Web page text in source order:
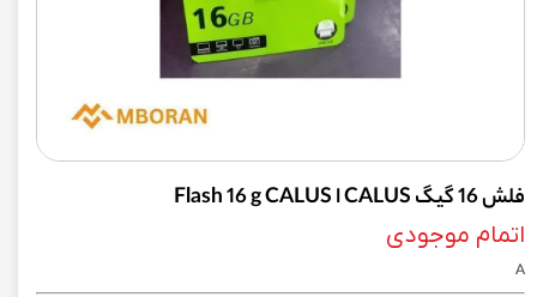
فلش 16 گیگ CALUS ا Flash 16 g CALUS
اتمام موجودی
A